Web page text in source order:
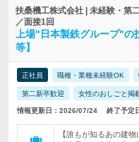
扶桑機工株式会社 | 未経験・第
／面接1回
上場"日本製鉄グループ"
等】
正社員 職種・業種未経験OK
第二新卒歓迎 女性のおしごと掲
情報更新日：2026/07/24 終了予定
【誰もが知るあの建